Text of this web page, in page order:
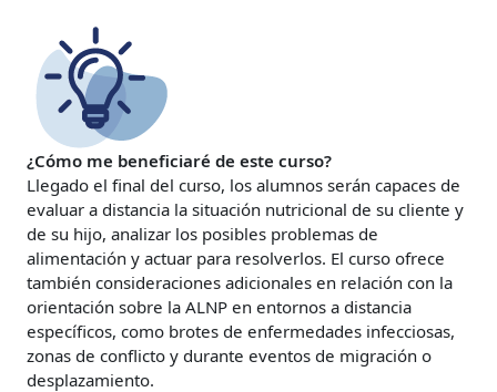
¿Cómo me beneficiaré de este curso?
Llegado el final del curso, los alumnos serán capaces de
evaluar a distancia la situación nutricional de su cliente y
de su hijo, analizar los posibles problemas de
alimentación y actuar para resolverlos. El curso ofrece
también consideraciones adicionales en relación con la
orientación sobre la ALNP en entornos a distancia
específicos, como brotes de enfermedades infecciosas,
zonas de conflicto y durante eventos de migración o
desplazamiento.